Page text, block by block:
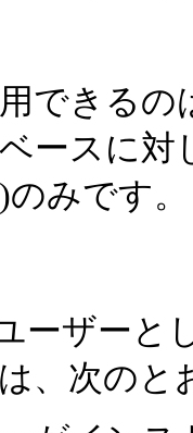
できるの
ースに
みです。
ーザーと
、次のと